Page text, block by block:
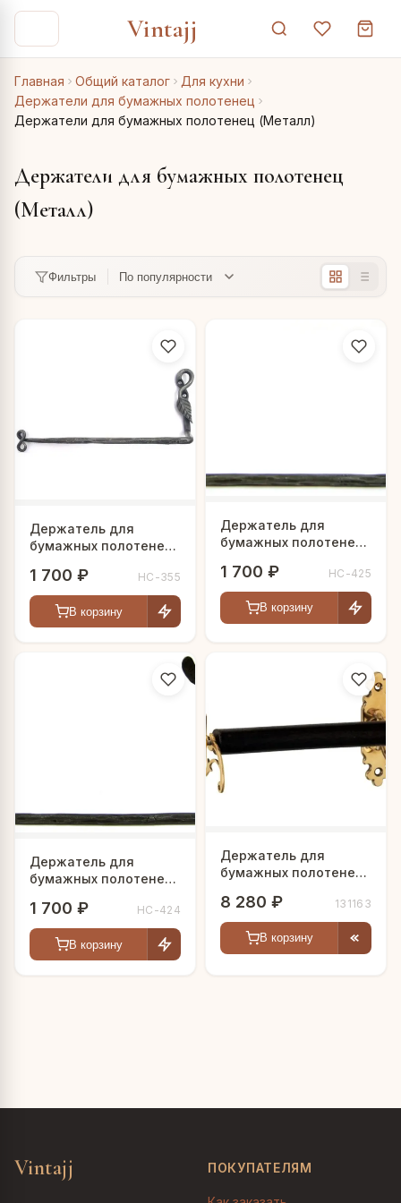
Vintajj
Главная Общий каталог
Для кухни
Держатели для бумажных полотенец
Держатели для бумажных полотенец (Металл)
Держатели для бумажных полотенец
(Металл)
Фильтры
Держатель для
бумажных полотенец
1 700 ₽ HC-355
В корзину
Держатель для
бумажных полотенец
1 700 ₽ HC-425
В корзину
Держатель для
бумажных полотенец
1 700 ₽ HC-424
В корзину
Держатель для
бумажных полотенец
8 280 ₽ 131163
В корзину
Vintajj ПОКУПАТЕЛЯМ